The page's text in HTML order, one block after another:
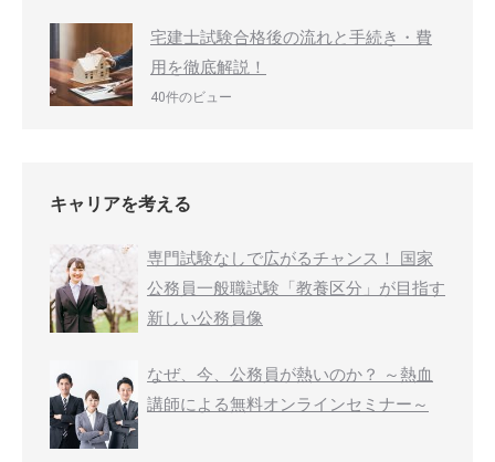
宅建士試験合格後の流れと手続き・費
用を徹底解説！
40件のビュー
キャリアを考える
専門試験なしで広がるチャンス！ 国家
公務員一般職試験「教養区分」が目指す
新しい公務員像
なぜ、今、公務員が熱いのか？ ～熱血
講師による無料オンラインセミナー～